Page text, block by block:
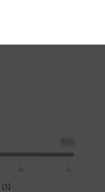
95 95
(1)